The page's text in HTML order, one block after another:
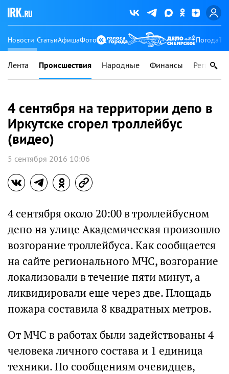
Новости СтатьиАфишаФото Погода
Лента Происшествия Народные Финансы Регионы
4 сентября на территории депо в
Иркутске сгорел троллейбус
(видео)
5 сентября 2016 10:06
4 сентября около 20:00 в троллейбусном
депо на улице Академическая произошло
возгорание троллейбуса. Как сообщается
на сайте регионального МЧС, возгорание
локализовали в течение пяти минут, а
ликвидировали еще через две. Площадь
пожара составила 8 квадратных метров.
От МЧС в работах были задействованы 4
человека личного состава и 1 единица
техники. По сообщениям очевидцев,